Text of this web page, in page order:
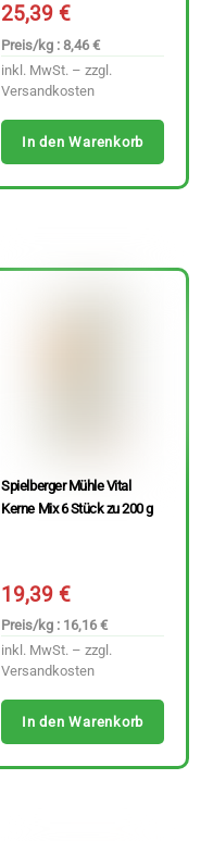
25,39€
Preis/kg : 8,46 €
inkl. MwSt. – zzgl.
Versandkosten
In den Warenkorb
Spielberger Mühle Vital
Kerne Mix 6 Stück zu 200 g
19,39€
Preis/kg : 16,16 €
inkl. MwSt. – zzgl.
Versandkosten
In den Warenkorb